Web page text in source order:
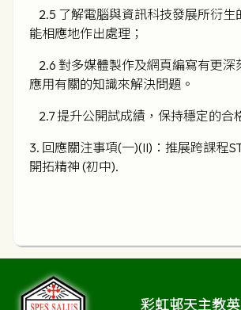
2.5 了解電腦與資訊科技發展所衍生
能相應地作出處理；
2.6 對多媒體製作及網頁編寫有更深
應用有關的知識來解決問題。
2.7 提升公開試成績，保持穩定的合
3. 回應關注事項(一)(II)：推展跨課程
開拓精神 (初中).
彩虹邨天主教